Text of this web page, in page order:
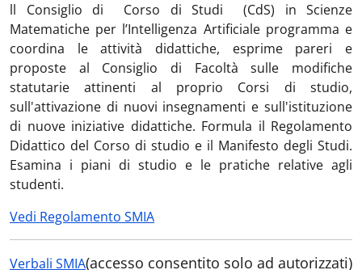
ll Consiglio di Corso di Studi (CdS) in Scienze
Matematiche per l’Intelligenza Artificiale programma e
coordina le attività didattiche, esprime pareri e
proposte al Consiglio di Facoltà sulle modifiche
statutarie attinenti al proprio Corsi di studio,
sull'attivazione di nuovi insegnamenti e sull'istituzione
di nuove iniziative didattiche. Formula il Regolamento
Didattico del Corso di studio e il Manifesto degli Studi.
Esamina i piani di studio e le pratiche relative agli
studenti.
Vedi Regolamento SMIA
Verbali SMIA(accesso consentito solo ad autorizzati)